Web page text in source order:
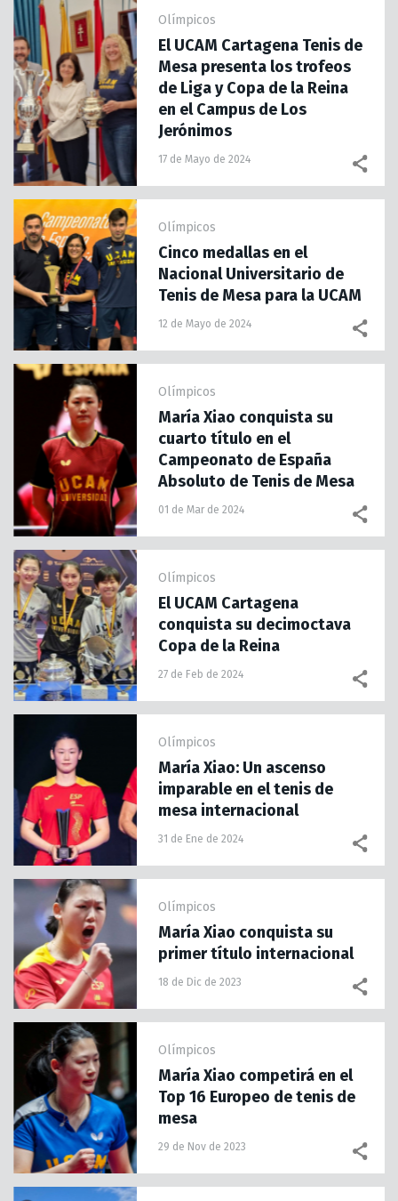
Olímpicos
El UCAM Cartagena Tenis de
Mesa presenta los trofeos
de Liga y Copa de la Reina
en el Campus de Los
Jerónimos
17 de Mayo de 2024
Olímpicos
Cinco medallas en el
Nacional Universitario de
Tenis de Mesa para la UCAM
12 de Mayo de 2024
Olímpicos
María Xiao conquista su
cuarto título en el
Campeonato de España
Absoluto de Tenis de Mesa
01 de Mar de 2024
Olímpicos
El UCAM Cartagena
conquista su decimoctava
Copa de la Reina
27 de Feb de 2024
Olímpicos
María Xiao: Un ascenso
imparable en el tenis de
mesa internacional
31 de Ene de 2024
Olímpicos
María Xiao conquista su
primer título internacional
18 de Dic de 2023
Olímpicos
María Xiao competirá en el
Top 16 Europeo de tenis de
mesa
29 de Nov de 2023